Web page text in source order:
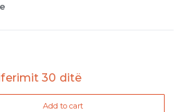
30 ditë
Add to cart